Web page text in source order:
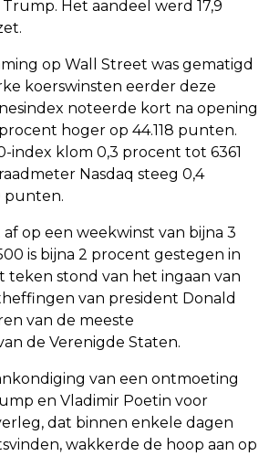
Het aandeel werd 17,9
op Wall Street was gematigd
koerswinsten eerder deze
noteerde kort na opening
hoger op 44.118 punten.
index klom 0,3 procent tot 6361
Nasdaq steeg 0,4
punten.
af op een weekwinst van bijna 3
is bijna 2 procent gestegen in
teken stond van het ingaan van
van president Donald
van de meeste
de Verenigde Staten.
van een ontmoeting
en Vladimir Poetin voor
dat binnen enkele dagen
wakkerde de hoop aan op